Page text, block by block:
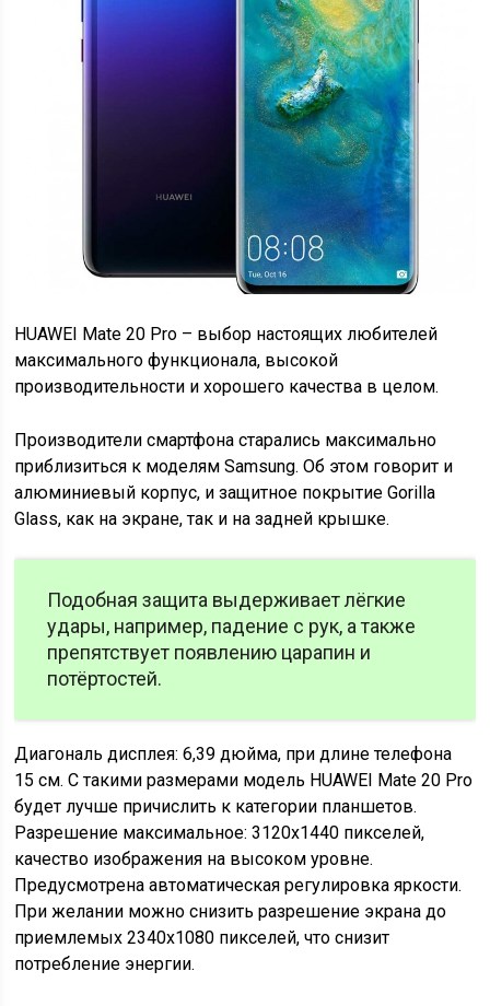
HUAWEI Mate 20 Pro – выбор настоящих любителей
максимального функционала, высокой
производительности и хорошего качества в целом.
Производители смартфона старались максимально
приблизиться к моделям Samsung. Об этом говорит и
алюминиевый корпус, и защитное покрытие Gorilla
Glass, как на экране, так и на задней крышке.
Подобная защита выдерживает лёгкие
удары, например, падение с рук, а также
препятствует появлению царапин и
потёртостей.
Диагональ дисплея: 6,39 дюйма, при длине телефона
15 см. С такими размерами модель HUAWEI Mate 20 Pro
будет лучше причислить к категории планшетов.
Разрешение максимальное: 3120х1440 пикселей,
качество изображения на высоком уровне.
Предусмотрена автоматическая регулировка яркости.
При желании можно снизить разрешение экрана до
приемлемых 2340х1080 пикселей, что снизит
потребление энергии.